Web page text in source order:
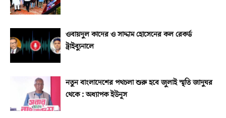
ওবায়দুল কাদের ও সাদ্দাম হোসেনের কল রেকর্ড
ট্রাইব্যুনালে
নতুন বাংলাদেশের পথচলা শুরু হবে জুলাই স্মৃতি জাদুঘর
থেকে : অধ্যাপক ইউনূস